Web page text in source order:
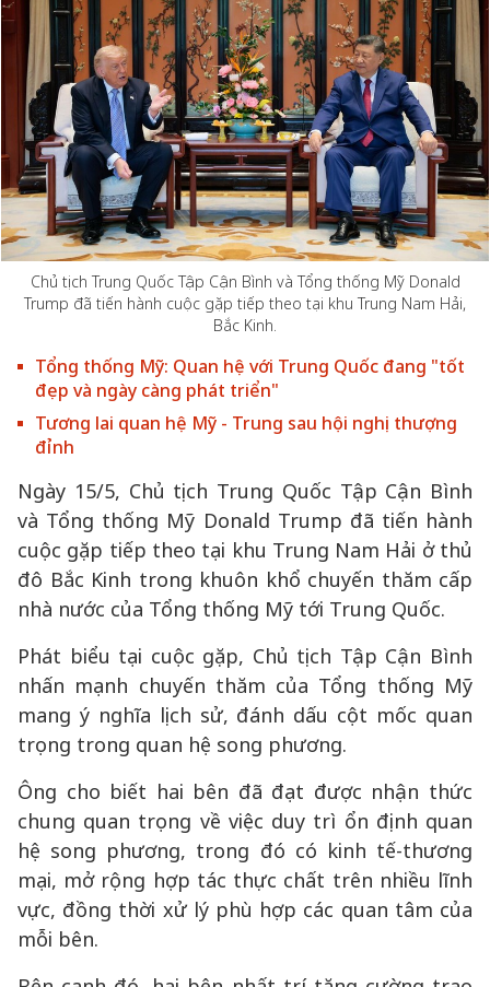
Chủ tịch Trung Quốc Tập Cận Bình và Tổng thống Mỹ Donald
Trump đã tiến hành cuộc gặp tiếp theo tại khu Trung Nam Hải,
Bắc Kinh.
Tổng thống Mỹ: Quan hệ với Trung Quốc đang "tốt
đẹp và ngày càng phát triển"
Tương lai quan hệ Mỹ - Trung sau hội nghị thượng
đỉnh
Ngày 15/5, Chủ tịch Trung Quốc Tập Cận Bình
và Tổng thống Mỹ Donald Trump đã tiến hành
cuộc gặp tiếp theo tại khu Trung Nam Hải ở thủ
đô Bắc Kinh trong khuôn khổ chuyến thăm cấp
nhà nước của Tổng thống Mỹ tới Trung Quốc.
Phát biểu tại cuộc gặp, Chủ tịch Tập Cận Bình
nhấn mạnh chuyến thăm của Tổng thống Mỹ
mang ý nghĩa lịch sử, đánh dấu cột mốc quan
trọng trong quan hệ song phương.
Ông cho biết hai bên đã đạt được nhận thức
chung quan trọng về việc duy trì ổn định quan
hệ song phương, trong đó có kinh tế-thương
mại, mở rộng hợp tác thực chất trên nhiều lĩnh
vực, đồng thời xử lý phù hợp các quan tâm của
mỗi bên.